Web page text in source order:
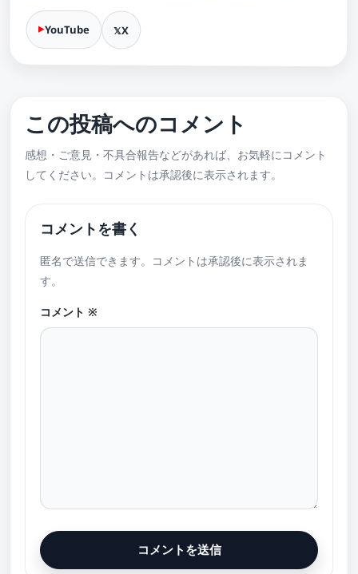
YouTube X
この投稿へのコメント
感想・ご意見・不具合報告などがあれば、お気軽にコメント
してください。コメントは承認後に表示されます。
コメントを書く
匿名で送信できます。コメントは承認後に表示されま
す。
コメント ※